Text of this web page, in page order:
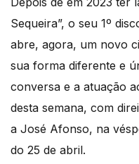
Sequeira”, o seu 1º
abre, agora, um novo
sua forma diferente e
conversa e a atuação
desta semana, com
a José Afonso, na
do 25 de abril.